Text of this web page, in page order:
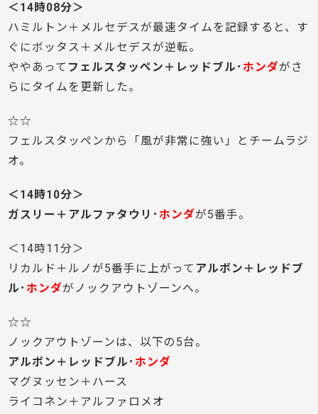
＜14時08分＞
ハミルトン＋メルセデスが最速タイムを記録すると、す
ぐにボッタス＋メルセデスが逆転。
ややあって フェルスタッペン＋レッドブル･ ホンダがさ
らにタイムを更新した。
☆☆
フェルスタッペンから「風が非常に強い」とチームラジ
オ。
＜14時10分＞
ガスリー＋アルファタウリ･ ホンダが5番手。
＜14時11分＞
リカルド＋ルノが5番手に上がって アルボン＋レッドブ
ル･ ホンダがノックアウトゾーンへ。
☆☆
ノックアウトゾーンは、以下の5台。
アルボン＋レッドブル･ ホンダ
マグヌッセン＋ハース
ライコネン＋アルファロメオ